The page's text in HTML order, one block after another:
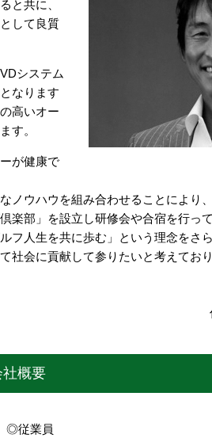
と共に、
して良質
システム
なります
高いオー
す。
が健康で
ノウハウを組み合わせることにより
楽部」を設立し研修会や合宿を行って
フ人生を共に歩む」という理念をさ
社会に貢献して参りたいと考えており
社概要
従業員